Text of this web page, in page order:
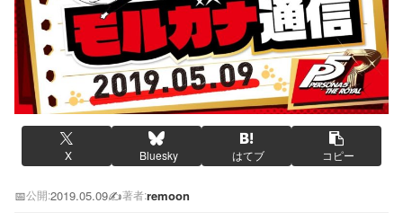
X Bluesky はてブ コピー
📅公開:2019.05.09✍️著者:remoon